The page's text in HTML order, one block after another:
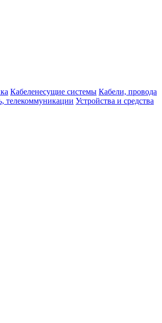
Кабеленесущие системы Кабели, провода
телекоммуникации Устройства и средства